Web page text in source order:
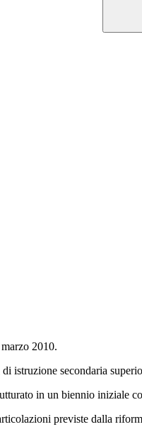
2010.
istruzione secondaria
in un biennio iniziale
previste dalla